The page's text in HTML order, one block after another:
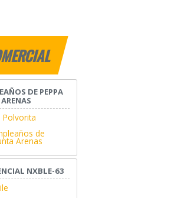
DE PEPPA
Polvorita
NXBLE-63